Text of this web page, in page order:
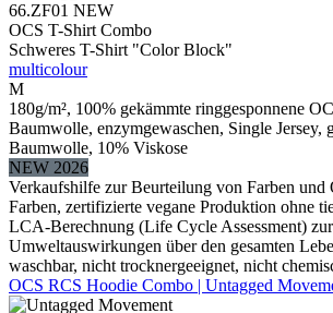
66.ZF01 NEW
OCS T-Shirt Combo
Schweres T-Shirt "Color Block"
multicolour
M
180g/m², 100% gekämmte ringgesponnene
Baumwolle, enzymgewaschen, Single Jersey,
Baumwolle, 10% Viskose
NEW 2026
Verkaufshilfe zur Beurteilung von Farben und
Farben, zertifizierte vegane Produktion ohne
LCA-Berechnung (Life Cycle Assessment)
Umweltauswirkungen über den gesamten
waschbar, nicht trocknergeeignet, nicht
OCS RCS Hoodie Combo | Untagged